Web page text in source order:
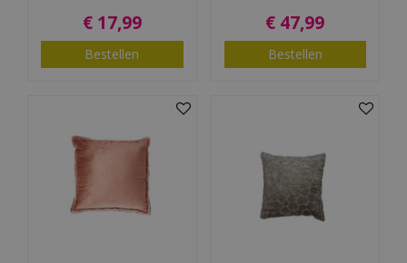
€ 17,99
Bestellen
€ 47,99
Bestellen